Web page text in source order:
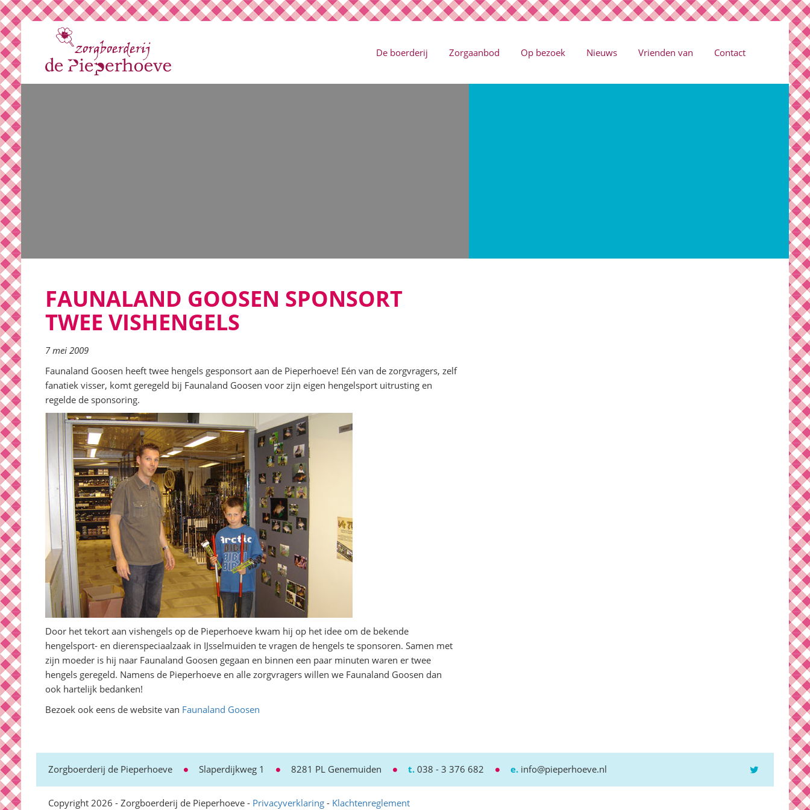
De boerderij Zorgaanbod Op bezoek Nieuws Vrienden van Contact
FAUNALAND GOOSEN SPONSORT
TWEE VISHENGELS
7 mei 2009
Faunaland Goosen heeft twee hengels gesponsort aan de Pieperhoeve! Eén van de zorgvragers, zelf
fanatiek visser, komt geregeld bij Faunaland Goosen voor zijn eigen hengelsport uitrusting en
regelde de sponsoring.
Door het tekort aan vishengels op de Pieperhoeve kwam hij op het idee om de bekende
hengelsport- en dierenspeciaalzaak in IJsselmuiden te vragen de hengels te sponsoren. Samen met
zijn moeder is hij naar Faunaland Goosen gegaan en binnen een paar minuten waren er twee
hengels geregeld. Namens de Pieperhoeve en alle zorgvragers willen we Faunaland Goosen dan
ook hartelijk bedanken!
Bezoek ook eens de website van Faunaland Goosen
Zorgboerderij de Pieperhoeve Slaperdijkweg 1 8281 PL Genemuiden t. 038 - 3 376 682 e. info@pieperhoeve.nl
Copyright 2026 - Zorgboerderij de Pieperhoeve - Privacyverklaring - Klachtenreglement